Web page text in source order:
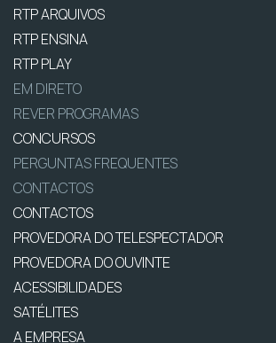
RTP ARQUIVOS
RTP ENSINA
RTP PLAY
EM DIRETO
REVER PROGRAMAS
CONCURSOS
PERGUNTAS FREQUENTES
CONTACTOS
CONTACTOS
PROVEDORA DO TELESPECTADOR
PROVEDORA DO OUVINTE
ACESSIBILIDADES
SATÉLITES
A EMPRESA